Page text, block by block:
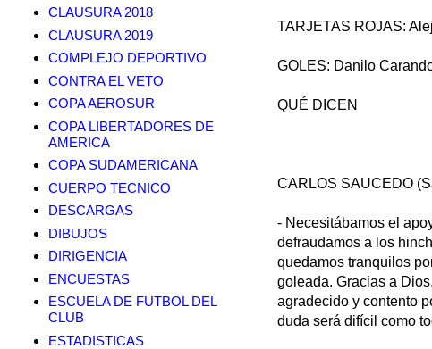
TARJETAS ROJAS:
GOLES: Danilo
QUÉ DICEN
CARLOS SAUCEDO
- Necesitábamos el
defraudamos a los
quedamos tranquilos
goleada. Gracias a
agradecido y contento
duda será difícil como
CLAUSURA 2018
CLAUSURA 2019
COMPLEJO DEPORTIVO
CONTRA EL VETO
COPA AEROSUR
COPA LIBERTADORES DE
AMERICA
COPA SUDAMERICANA
CUERPO TECNICO
DESCARGAS
DIBUJOS
DIRIGENCIA
ENCUESTAS
ESCUELA DE FUTBOL DEL
CLUB
ESTADISTICAS